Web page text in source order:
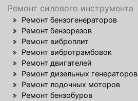
Ремонт силового инструмента
Ремонт бензогенераторов
Ремонт бензорезов
Ремонт виброплит
Ремонт вибротрамбовок
Ремонт двигателей
Ремонт дизельных генераторов
Ремонт лодочных моторов
Ремонт бензобуров